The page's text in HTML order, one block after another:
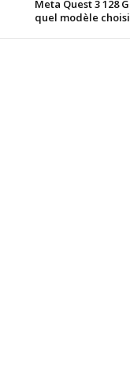
Meta Quest 3 128
quel modèle